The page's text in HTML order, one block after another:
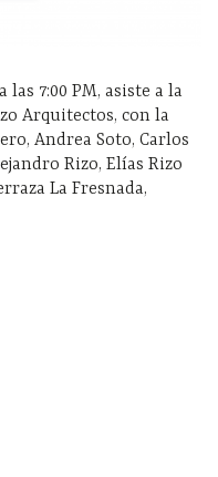
7:00 PM, asiste a la
Arquitectos, con la
Andrea Soto, Carlos
Rizo, Elías Rizo
La Fresnada,